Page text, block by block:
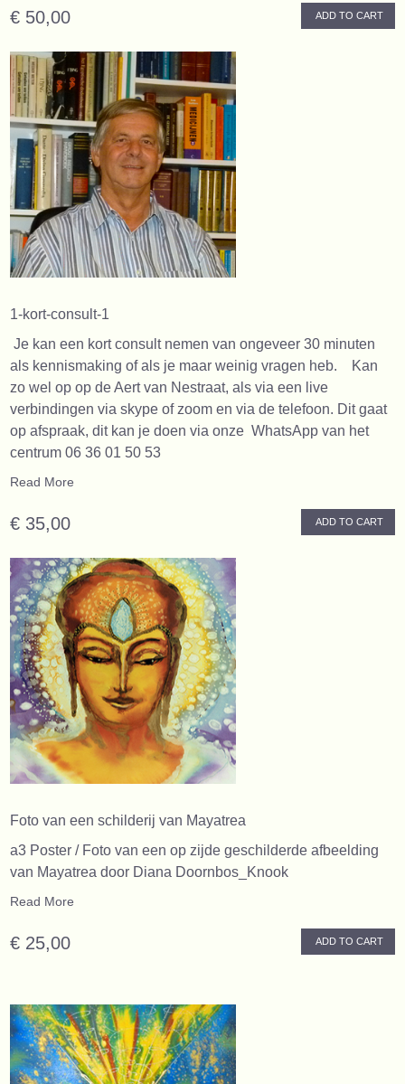
€ 50,00 ADD TO CART
1-kort-consult-1
Je kan een kort consult nemen van ongeveer 30 minuten
als kennismaking of als je maar weinig vragen heb. Kan
zo wel op op de Aert van Nestraat, als via een live
verbindingen via skype of zoom en via de telefoon. Dit gaat
op afspraak, dit kan je doen via onze WhatsApp van het
centrum 06 36 01 50 53
Read More
€ 35,00 ADD TO CART
Foto van een schilderij van Mayatrea
a3 Poster / Foto van een op zijde geschilderde afbeelding
van Mayatrea door Diana Doornbos_Knook
Read More
€ 25,00 ADD TO CART